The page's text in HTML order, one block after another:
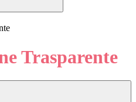
Trasparente